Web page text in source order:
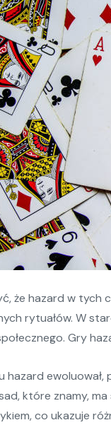
że hazard w tych
rytuałów. W
Gry
hazard
które znamy,
co ukazuje